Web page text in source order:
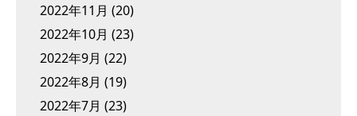
2022年11月 (20)
2022年10月 (23)
2022年9月 (22)
2022年8月 (19)
2022年7月 (23)